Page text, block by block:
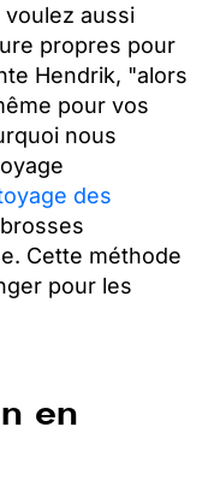
aussi
propres pour
Hendrik, "alors
pour vos
nous
des
Cette méthode
pour les
en